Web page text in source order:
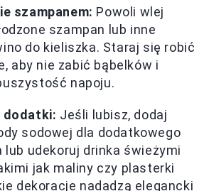
szampanem: Powoli wlej
szampan lub inne
do kieliszka. Staraj się robić
aby nie zabić bąbelków i
napoju.
dodatki: Jeśli lubisz, dodaj
sodowej dla dodatkowego
lub udekoruj drinka świeżymi
jak maliny czy plasterki
dekoracje nadadzą elegancki